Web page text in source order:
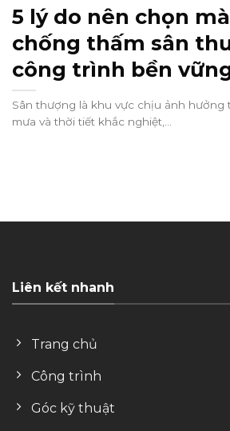
5 lý do nên chọn
chống thấm sân
công trình bền
Sân thượng là khu vực chịu ảnh hưởng
mưa và thời tiết khắc nghiệt,...
Liên kết nhanh
Trang chủ
Công trình
Góc kỹ thuật